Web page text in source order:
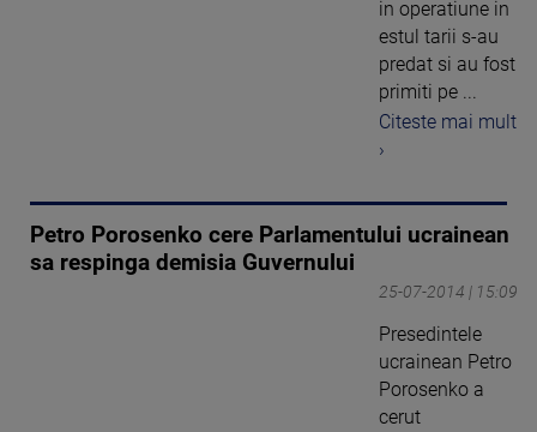
in operatiune in
estul tarii s-au
predat si au fost
primiti pe ...
Citeste mai mult
›
Petro Porosenko cere Parlamentului ucrainean
sa respinga demisia Guvernului
25-07-2014 | 15:09
Presedintele
ucrainean Petro
Porosenko a
cerut